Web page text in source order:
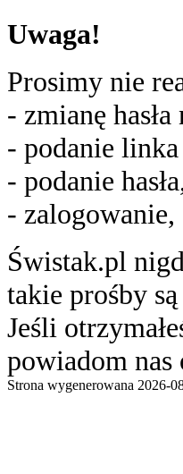
Uwaga!
Prosimy nie
- zmianę
- podanie linka
- podanie
- zalogowanie,
Świstak.pl
takie prośby
Jeśli
powiadom nas
Strona wygenerowana 2026-